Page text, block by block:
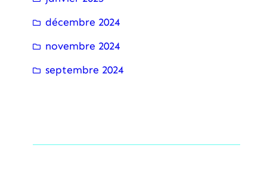
décembre 2024
novembre 2024
septembre 2024